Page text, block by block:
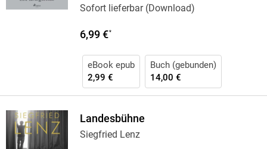
Sofort lieferbar (Download)
6,99 €*
eBook epub
2,99 €
Buch (gebunden)
14,00 €
Landesbühne
Siegfried Lenz